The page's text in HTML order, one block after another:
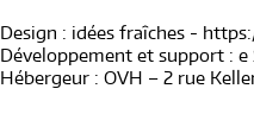
Design : idées fraîches -
Développement et support : e
Hébergeur : OVH – 2 rue